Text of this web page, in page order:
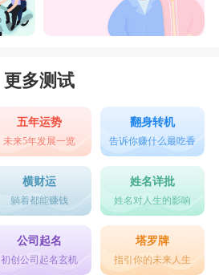
更多测试
五年运势
未来5年发展一览
翻身转机
告诉你赚什么最吃香
横财运
躺着都能赚钱
姓名详批
姓名对人生的影响
公司起名
初创公司起名玄机
塔罗牌
指引你的未来人生